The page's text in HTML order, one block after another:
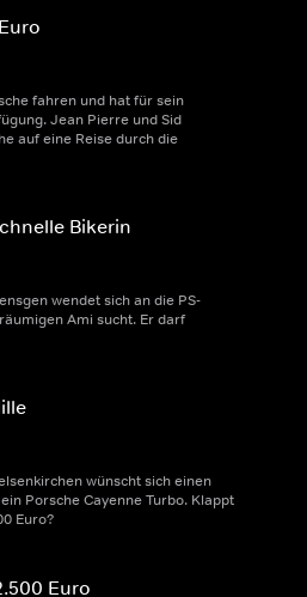
fahren und hat für sein
Jean Pierre und Sid
auf eine Reise durch die
Bikerin
wendet sich an die PS-
Ami sucht. Er darf
wünscht sich einen
Porsche Cayenne Turbo. Klappt
Euro?
Euro